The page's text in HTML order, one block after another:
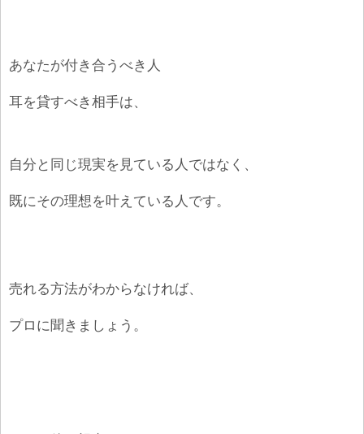
あなたが付き合うべき人
耳を貸すべき相手は、
自分と同じ現実を見ている人ではなく、
既にその理想を叶えている人です。
売れる方法がわからなければ、
プロに聞きましょう。